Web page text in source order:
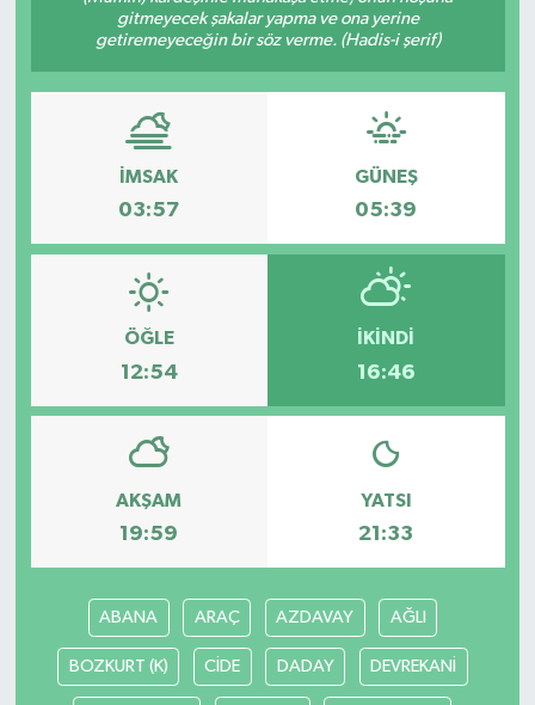
gitmeyecek şakalar yapma ve ona yerine
getiremeyeceğin bir söz verme. (Hadis-i şerif)
İMSAK
03:57
GÜNEŞ
05:39
ÖĞLE
12:54
İKINDI
16:46
AKŞAM
19:59
YATSI
21:33
ABANA ARAÇ AZDAVAY AĞLI
BOZKURT (K) CİDE DADAY DEVREKANİ
Türkiye